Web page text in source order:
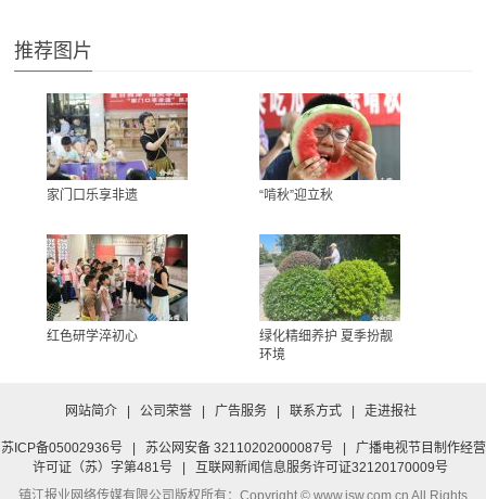
推荐图片
家门口乐享非遗 “啃秋”迎立秋
红色研学淬初心
绿化精细养护 夏季扮靓
环境
网站简介 | 公司荣誉 | 广告服务 | 联系方式 | 走进报社
苏ICP备05002936号 | 苏公网安备 32110202000087号 |
广播电视节目制作经营
许可证（苏）字第481号
|
互联网新闻信息服务许可证32120170009号
镇江报业网络传媒有限公司 版权所有：Copyright © www.jsw.com.cn All Rights